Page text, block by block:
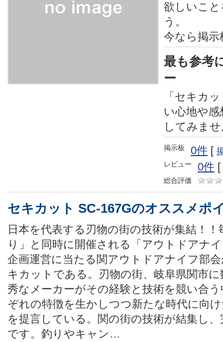
欲しいこ
う。
今なら掲示
最も参考
ー
「セキカ
い心地や
してみま
掲示板 0件 [
レビュー 0件 [
総合評価
セキカット SC-167Gのオススメポ
日本を代表する刃物の街の技術が集結！！
り」と同時に開催される「アウトドアナ
企画運営に当たる関アウトドアナイフ部
キカットである。刃物の街、岐阜県関市
秀なメーカーがその経験と技術を競い合
ぞれの特徴を生かしつつ新たな時代に向
を提言している。関の街の技術が結集し
です。釣りやキャン…